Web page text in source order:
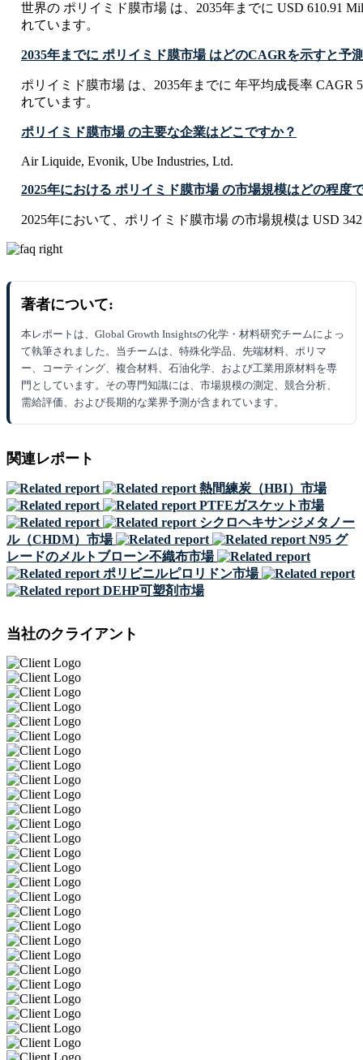
世界の ポリイミド膜市場 は、2035年までに USD 610.91
れています。
2035年までに ポリイミド膜市場 はどのCAGRを示すと予
ポリイミド膜市場 は、2035年までに 年平均成長率 CAGR
れています。
ポリイミド膜市場 の主要な企業はどこですか？
Air Liquide, Evonik, Ube Industries, Ltd.
2025年における ポリイミド膜市場 の市場規模はどの程度
2025年において、ポリイミド膜市場 の市場規模は USD
著者について:
本レポートは、Global Growth Insightsの化学・材料研究チームによっ
て執筆されました。当チームは、特殊化学品、先端材料、ポリマ
ー、コーティング、複合材料、石油化学、および工業用原材料を専
門としています。その専門知識には、市場規模の測定、競合分析、
需給評価、および長期的な業界予測が含まれています。
関連レポート
熱間練炭（HBI）市場
PTFEガスケット市場
シクロヘキサンジメタノー
ル（CHDM）市場
N95 グ
レードのメルトブローン不織布市場
ポリビニルピロリドン市場
DEHP可塑剤市場
当社のクライアント